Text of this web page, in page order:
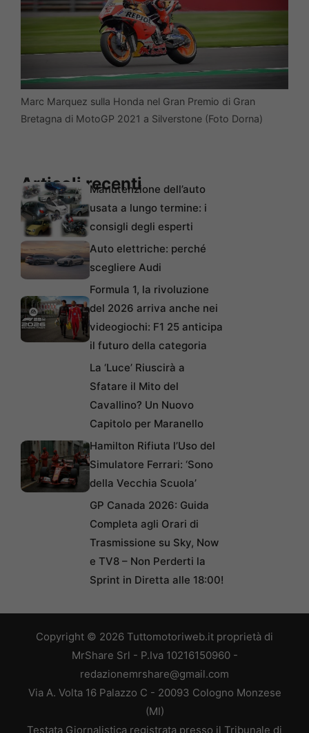
Marc Marquez sulla Honda nel Gran Premio di Gran
Bretagna di MotoGP 2021 a Silverstone (Foto Dorna)
Articoli recentiManutenzione dell’auto
usata a lungo termine: i
consigli degli esperti
Auto elettriche: perché
scegliere Audi
Formula 1, la rivoluzione
del 2026 arriva anche nei
videogiochi: F1 25 anticipa
il futuro della categoria
La ‘Luce’ Riuscirà a
Sfatare il Mito del
Cavallino? Un Nuovo
Capitolo per Maranello
Hamilton Rifiuta l’Uso del
Simulatore Ferrari: ‘Sono
della Vecchia Scuola’
GP Canada 2026: Guida
Completa agli Orari di
Trasmissione su Sky, Now
e TV8 – Non Perderti la
Sprint in Diretta alle 18:00!
Copyright © 2026 Tuttomotoriweb.it proprietà di
MrShare Srl - P.Iva 10216150960 -
redazionemrshare@gmail.com
Via A. Volta 16 Palazzo C - 20093 Cologno Monzese
(MI)
Testata Giornalistica registrata presso il Tribunale di